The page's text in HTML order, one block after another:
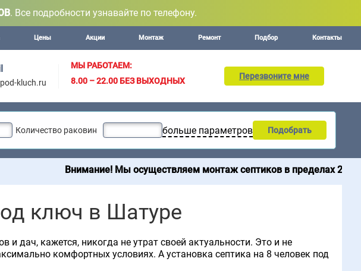
. Все подробности узнавайте по телефону.
Цены Акции Монтаж Ремонт Подбор Контакты
kluch.ru
МЫ РАБОТАЕМ:
8.00 – 22.00 БЕЗ ВЫХОДНЫХ Перезвоните мне
Количество раковин больше параметров Подобрать
Внимание! Мы осуществляем монтаж септиков в пределах 200 км от
ключ в Шатуре
и дач, кажется, никогда не утрат своей актуальности. Это и не
комфортных условиях. А установка септика на 8 человек под